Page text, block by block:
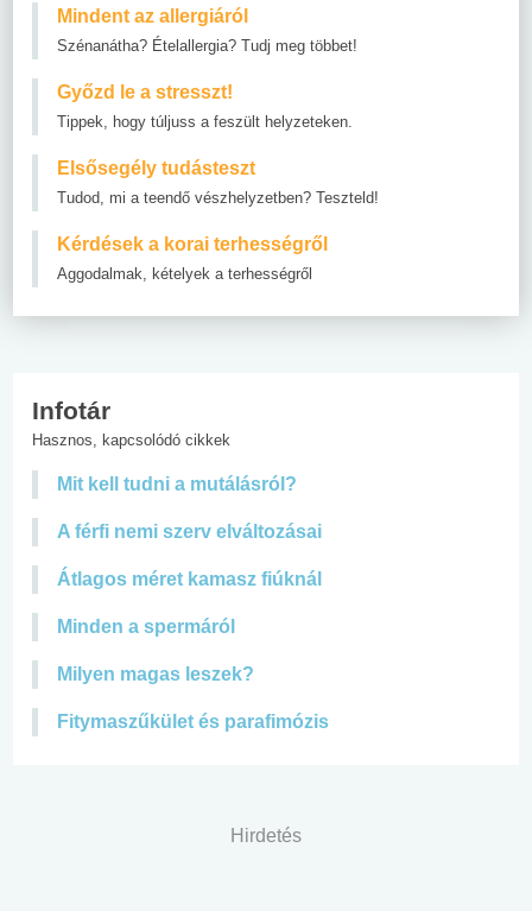
Mindent az allergiáról
Szénanátha? Ételallergia? Tudj meg többet!
Győzd le a stresszt!
Tippek, hogy túljuss a feszült helyzeteken.
Elsősegély tudásteszt
Tudod, mi a teendő vészhelyzetben? Teszteld!
Kérdések a korai terhességről
Aggodalmak, kételyek a terhességről
Infotár
Hasznos, kapcsolódó cikkek
Mit kell tudni a mutálásról?
A férfi nemi szerv elváltozásai
Átlagos méret kamasz fiúknál
Minden a spermáról
Milyen magas leszek?
Fitymaszűkület és parafimózis
Hirdetés